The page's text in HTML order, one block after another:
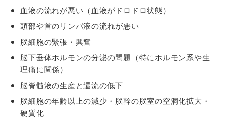
血液の流れが悪い（血液がドロドロ状態）
頭部や首のリンパ液の流れが悪い
脳細胞の緊張・興奮
脳下垂体ホルモンの分泌の問題（特にホルモン系や生
理痛に関係）
脳脊髄液の生産と還流の低下
脳細胞の年齢以上の減少・脳幹の脳室の空洞化拡大・
硬質化